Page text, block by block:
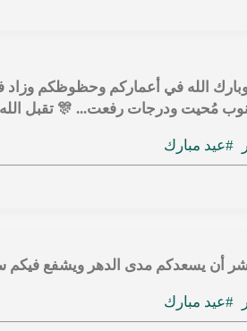
وبارك الله في أعماركم وحظوظكم
وذنوب مُحيت ودرجات رفعت... 🎊 تقبل
#عيد مبارك
أن يسعدكم مدى الدهر ويشفع فيكم
#عيد مبارك